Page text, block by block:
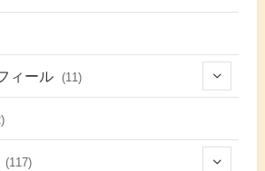
ィール (11)
(117)